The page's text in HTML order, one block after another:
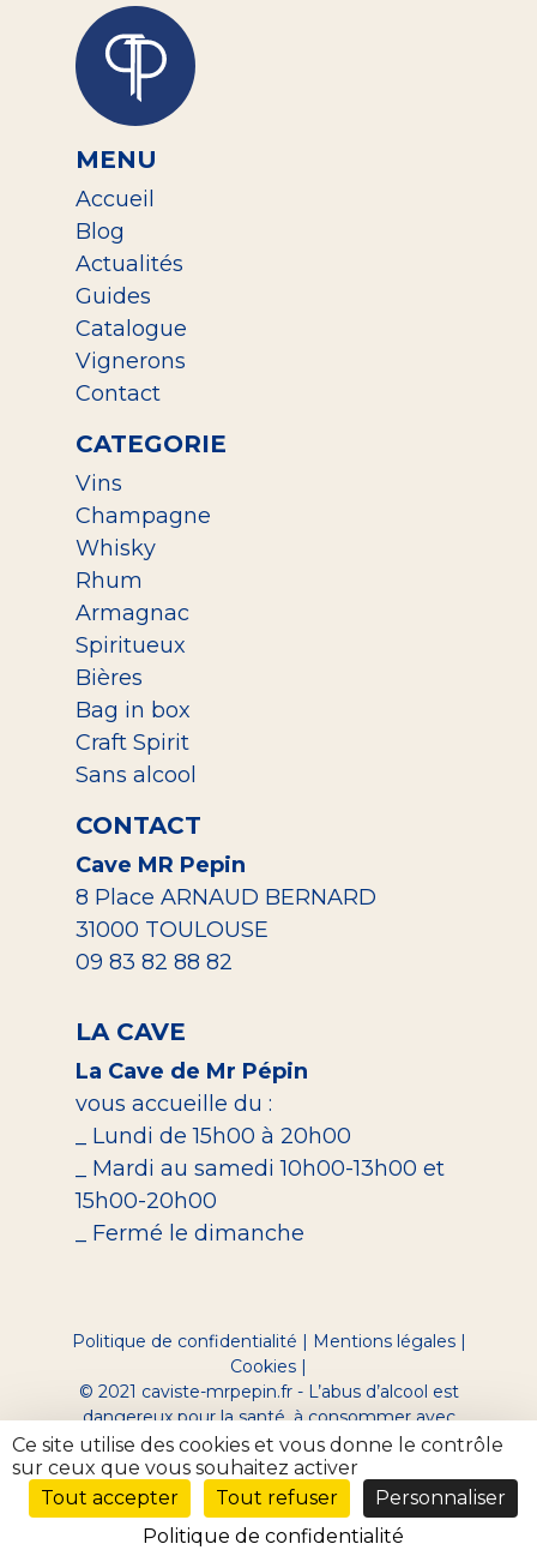
MENU
Accueil
Blog
Actualités
Guides
Catalogue
Vignerons
Contact
CATEGORIE
Vins
Champagne
Whisky
Rhum
Armagnac
Spiritueux
Bières
Bag in box
Craft Spirit
Sans alcool
CONTACT
Cave MR Pepin
8 Place ARNAUD BERNARD
31000 TOULOUSE
09 83 82 88 82
LA CAVE
La Cave de Mr Pépin
vous accueille du :
_ Lundi de 15h00 à 20h00
_ Mardi au samedi 10h00-13h00 et
15h00-20h00
_ Fermé le dimanche
Politique de confidentialité | Mentions légales|
Cookies |
© 2021 caviste-mrpepin.fr - L’abus d’alcool est
dangereux pour la santé, à consommer avec
modération.
Site réalisé par Digeek
Ce site utilise des cookies et vous donne le contrôle
sur ceux que vous souhaitez activer
Tout accepter
Tout refuser
Personnaliser
Politique de confidentialité